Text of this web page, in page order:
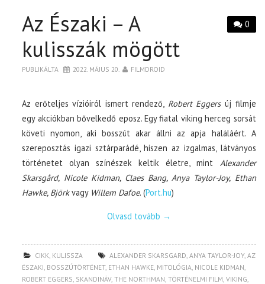
0
Az Északi – A
kulisszák mögött
PUBLIKÁLTA 2022. MÁJUS 20. FILMDROID
Az erőteljes vízióiról ismert rendező, Robert Eggersúj filmje
egy akciókban bővelkedő eposz. Egy fiatal viking herceg sorsát
követi nyomon, aki bosszút akar állni az apja haláláért. A
szereposztás igazi sztárparádé, hiszen az izgalmas, látványos
történetet olyan színészek keltik életre, mint Alexander
Skarsgård, Nicole Kidman, Claes Bang, Anya Taylor-Joy, Ethan
Hawke, Björkvagy Willem Dafoe. (Port.hu)
Olvasd tovább →
CIKK KULISSZA ALEXANDER SKARSGARD ,ANYA TAYLOR-JOY,AZ
ÉSZAKI BOSSZÚTÖRTÉNET, ETHAN HAWKE MITOLÓGIA NICOLE KIDMAN
ROBERT EGGERS SKANDINÁV,THE NORTHMAN ,TÖRTÉNELMI FILM ,VIKING